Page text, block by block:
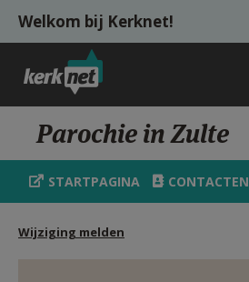
Overslaan en naar de inhoud gaan
Welkom bij Kerknet!
STARTPAGINA
KERK
VIERINGEN
SHOP
Parochie in Zulte
STARTPAGINA CONTACTEN
Wijziging melden